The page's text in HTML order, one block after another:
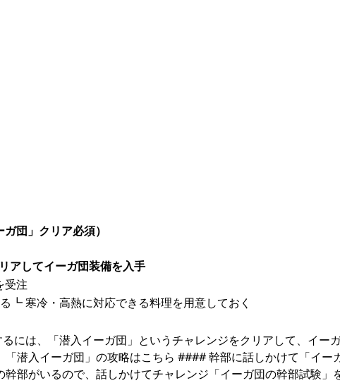
団」クリア必須）
アしてイーガ団装備を入手
受注
┗ 寒冷・高熱に対応できる料理を用意しておく
には、「潜入イーガ団」というチャレンジをクリアして、イー
潜入イーガ団」の攻略はこちら #### 幹部に話しかけて「イー
部がいるので、話しかけてチャレンジ「イーガ団の幹部試験」